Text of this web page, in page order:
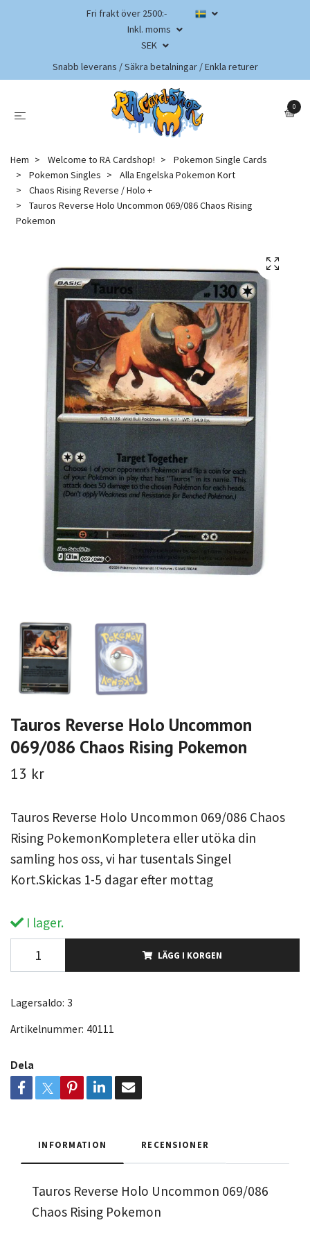
Fri frakt över 2500:-
Inkl. moms
SEK
Snabb leverans / Säkra betalningar / Enkla returer
0
Hem Welcome to RA Cardshop!
Pokemon Single Cards
Pokemon Singles
Alla Engelska Pokemon Kort
Chaos Rising Reverse / Holo +
Tauros Reverse Holo Uncommon 069/086 Chaos Rising
Pokemon
Tauros Reverse Holo Uncommon
069/086 Chaos Rising Pokemon
13 kr
Tauros Reverse Holo Uncommon 069/086 Chaos
Rising PokemonKompletera eller utöka din
samling hos oss, vi har tusentals Singel
Kort.Skickas 1-5 dagar efter mottag
I lager.
LÄGG I KORGEN
Lagersaldo: 3
Artikelnummer: 40111
Dela
INFORMATION RECENSIONER
Tauros Reverse Holo Uncommon 069/086
Chaos Rising Pokemon